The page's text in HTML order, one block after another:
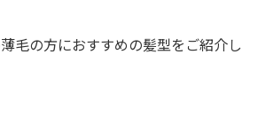
毛の方におすすめの髪型をご紹介し